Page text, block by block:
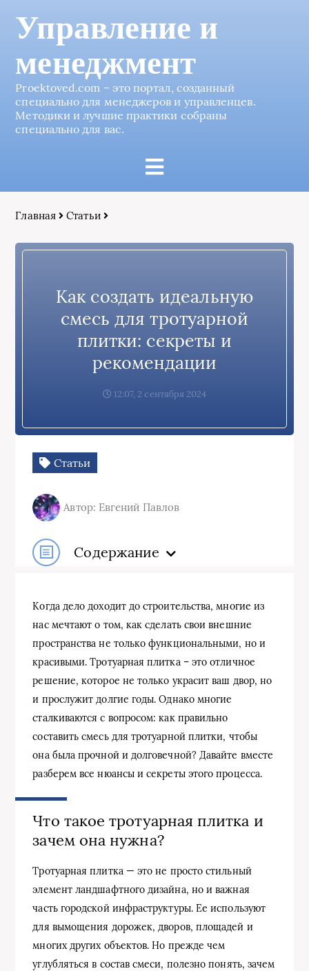
Управление и
менеджмент
Proektoved.com – это портал, созданный
специально для менеджеров и управленцев.
Методики и лучшие практики собраны
специально для вас.
Главная Статьи
Как создать идеальную
смесь для тротуарной
плитки: секреты и
рекомендации
12:07, 2 сентября 2024
Статьи
Автор: Евгений Павлов
Содержание
Когда дело доходит до строительства, многие из
нас мечтают о том, как сделать свои внешние
пространства не только функциональными, но и
красивыми. Тротуарная плитка – это отличное
решение, которое не только украсит ваш двор, но
и прослужит долгие годы. Однако многие
сталкиваются с вопросом: как правильно
составить смесь для тротуарной плитки, чтобы
она была прочной и долговечной? Давайте вместе
разберем все нюансы и секреты этого процесса.
Что такое тротуарная плитка и
зачем она нужна?
Тротуарная плитка — это не просто стильный
элемент ландшафтного дизайна, но и важная
часть городской инфраструктуры. Ее используют
для вымощения дорожек, дворов, площадей и
многих других объектов. Но прежде чем
углубляться в состав смеси, полезно понять, зачем